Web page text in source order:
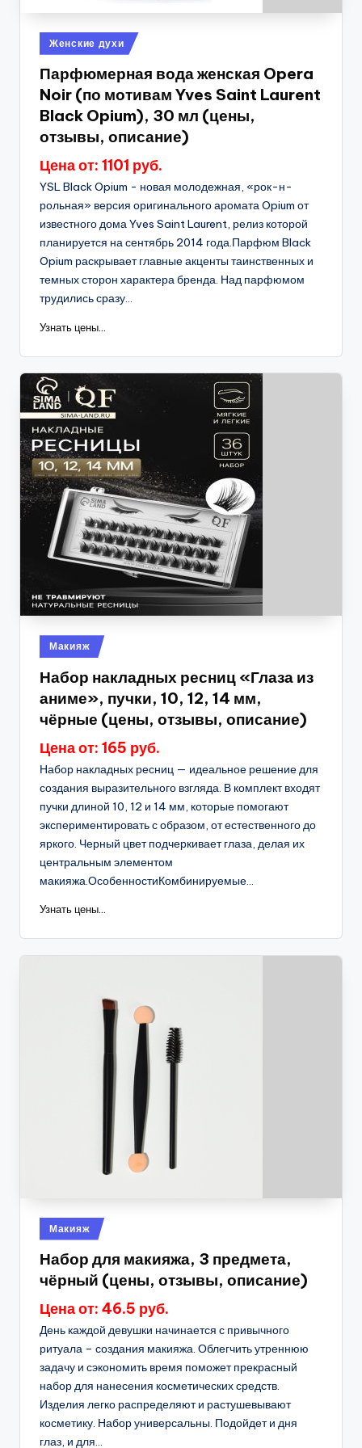
Опубликовано
в
Женские духи
Парфюмерная вода женская Opera
Noir (по мотивам Yves Saint Laurent
Black Opium), 30 мл (цены,
отзывы, описание)
Цена от: 1101 руб.
YSL Black Opium - новая молодежная, «рок-н-
рольная» версия оригинального аромата Opium от
известного дома Yves Saint Laurent, релиз которой
планируется на сентябрь 2014 года.Парфюм Black
Opium раскрывает главные акценты таинственных и
темных сторон характера бренда. Над парфюмом
трудились сразу...
Узнать цены...
Опубликовано
в
Макияж
Набор накладных ресниц «Глаза из
аниме», пучки, 10, 12, 14 мм,
чёрные (цены, отзывы, описание)
Цена от: 165 руб.
Набор накладных ресниц — идеальное решение для
создания выразительного взгляда. В комплект входят
пучки длиной 10, 12 и 14 мм, которые помогают
экспериментировать с образом, от естественного до
яркого. Черный цвет подчеркивает глаза, делая их
центральным элементом
макияжа.ОсобенностиКомбинируемые...
Узнать цены...
Опубликовано
в
Макияж
Набор для макияжа, 3 предмета,
чёрный (цены, отзывы, описание)
Цена от: 46.5 руб.
День каждой девушки начинается с привычного
ритуала – создания макияжа. Облегчить утреннюю
задачу и сэкономить время поможет прекрасный
набор для нанесения косметических средств.
Изделия легко распределяют и растушевывают
косметику. Набор универсальны. Подойдет и дня
глаз, и для...